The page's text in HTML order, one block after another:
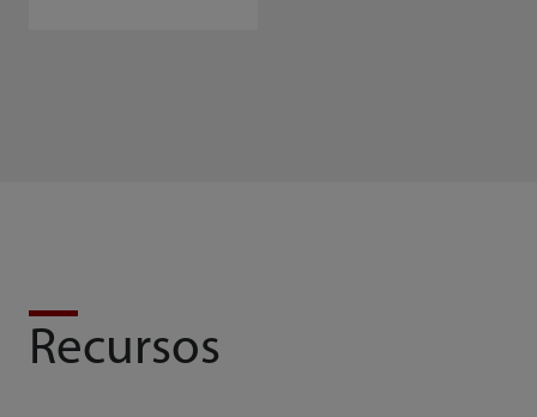
Recursos